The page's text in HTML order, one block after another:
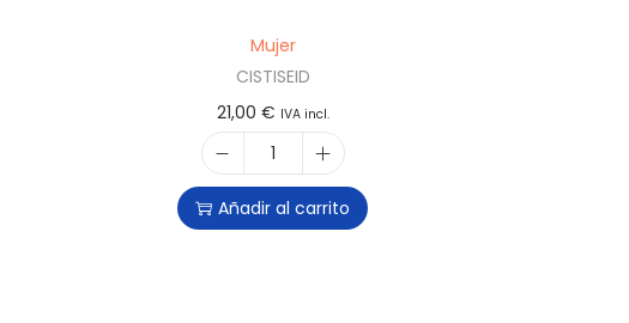
Mujer
CISTISEID
21,00 € IVA incl.
Añadir al carrito